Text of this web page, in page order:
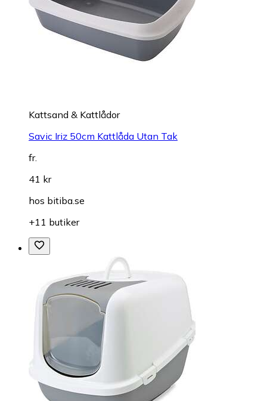
Kattsand & Kattlådor
Savic Iriz 50cm Kattlåda Utan Tak
fr.
41 kr
hos bitiba.se
+11 butiker